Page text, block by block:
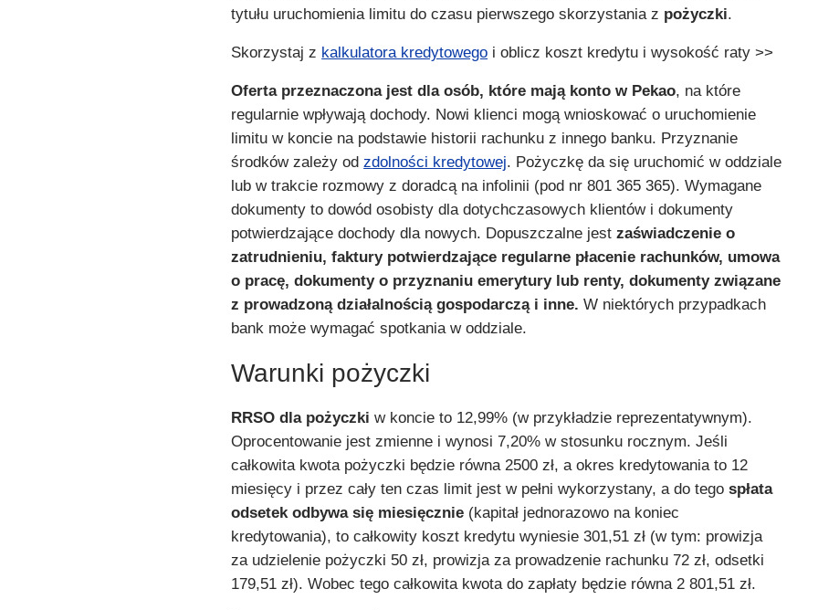
tytułu uruchomienia limitu do czasu pierwszego skorzystania z pożyczki.
Skorzystaj z kalkulatora kredytowego i oblicz koszt kredytu i wysokość raty >>
Oferta przeznaczona jest dla osób, które mają konto w Pekao, na które
regularnie wpływają dochody. Nowi klienci mogą wnioskować o uruchomienie
limitu w koncie na podstawie historii rachunku z innego banku. Przyznanie
środków zależy odzdolności kredytowej. Pożyczkę da się uruchomić w oddziale
lub w trakcie rozmowy z doradcą na infolinii (pod nr 801 365 365). Wymagane
dokumenty to dowód osobisty dla dotychczasowych klientów i dokumenty
potwierdzające dochody dla nowych. Dopuszczalne jestzaświadczenie o
zatrudnieniu, faktury potwierdzające regularne płacenie rachunków, umowa
o pracę, dokumenty o przyznaniu emerytury lub renty, dokumenty związane
z prowadzoną działalnością gospodarczą i inne. W niektórych przypadkach
bank może wymagać spotkania w oddziale.
Warunki pożyczki
RRSO dla pożyczki w koncie to 12,99% (w przykładzie reprezentatywnym).
Oprocentowanie jest zmienne i wynosi 7,20% w stosunku rocznym. Jeśli
całkowita kwota pożyczki będzie równa 2500 zł, a okres kredytowania to 12
miesięcy i przez cały ten czas limit jest w pełni wykorzystany, a do tegospłata
odsetek odbywa się miesięcznie (kapitał jednorazowo na koniec
kredytowania), to całkowity koszt kredytu wyniesie 301,51 zł (w tym: prowizja
za udzielenie pożyczki 50 zł, prowizja za prowadzenie rachunku 72 zł, odsetki
179,51 zł). Wobec tego całkowita kwota do zapłaty będzie równa 2 801,51 zł.